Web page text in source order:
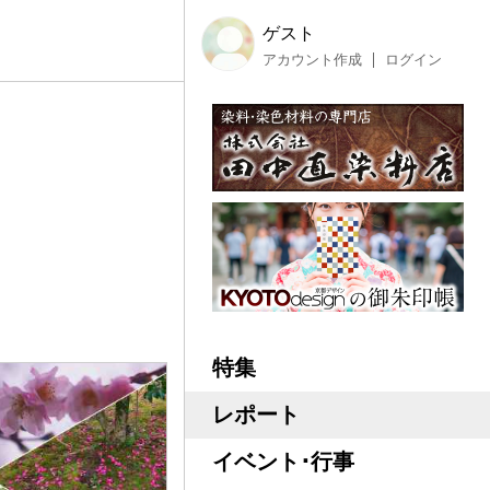
ゲスト
アカウント作成 ログイン
特集
レポート
イベント･行事